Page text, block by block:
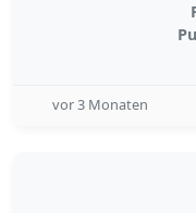
vor 3 Monaten